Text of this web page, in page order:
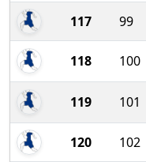
117 99
118 100
119 101
120 102